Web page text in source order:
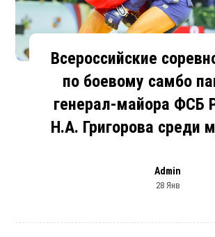
Всероссийские
по боевому самбо
генерал-майора ФСБ
Н.А. Григорова среди
Admin
28 Янв